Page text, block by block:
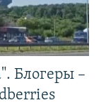
Блогеры –